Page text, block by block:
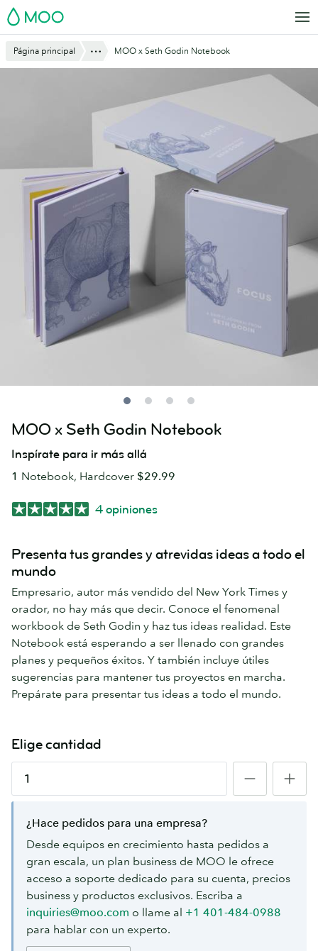
Saltar
al
principal
MOO
Página principal Mostrar todo
MOO x Seth Godin Notebook
MOO x Seth Godin Notebook
Inspírate para ir más allá
1 Notebook, Hardcover $29.99
4 opiniones
Presenta tus grandes y atrevidas ideas a todo el
mundo
Empresario, autor más vendido del New York Times y
orador, no hay más que decir. Conoce el fenomenal
workbook de Seth Godin y haz tus ideas realidad. Este
Notebook está esperando a ser llenado con grandes
planes y pequeños éxitos. Y también incluye útiles
sugerencias para mantener tus proyectos en marcha.
Prepárate para presentar tus ideas a todo el mundo.
Elige cantidad
¿Hace pedidos para una empresa?
Desde equipos en crecimiento hasta pedidos a
gran escala, un plan business de MOO le ofrece
acceso a soporte dedicado para su cuenta, precios
business y productos exclusivos. Escriba a
inquiries@moo.com o llame al +1 401-484-0988
para hablar con un experto.